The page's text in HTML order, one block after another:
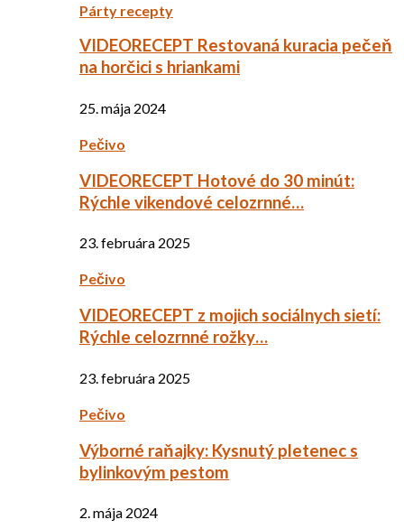
Párty recepty
VIDEORECEPT Restovaná kuracia pečeň
na horčici s hriankami
25. mája 2024
Pečivo
VIDEORECEPT Hotové do 30 minút:
Rýchle vikendové celozrnné…
23. februára 2025
Pečivo
VIDEORECEPT z mojich sociálnych sietí:
Rýchle celozrnné rožky…
23. februára 2025
Pečivo
Výborné raňajky: Kysnutý pletenec s
bylinkovým pestom
2. mája 2024